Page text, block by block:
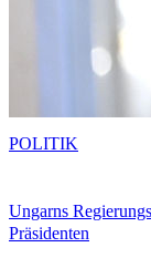
Ungarns
Präsidenten
POLITIK